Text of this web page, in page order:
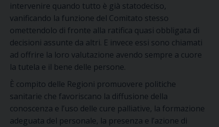
intervenire quando tutto è già statodeciso,
vanificando la funzione del Comitato stesso
omettendolo di fronte alla ratifica quasi obbligata di
decisioni assunte da altri. E invece essi sono chiamati
ad offrire la loro valutazione avendo sempre a cuore
la tutela e il bene delle persone.
È compito delle Regioni promuovere politiche
sanitarie che favoriscano la diffusione della
conoscenza e l’uso delle cure palliative, la formazione
adeguata del personale, la presenza e l’azione di